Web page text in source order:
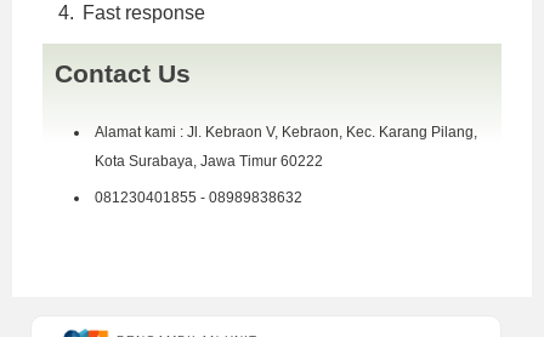
Fast response
Contact Us
Alamat kami : Jl. Kebraon V, Kebraon, Kec. Karang Pilang,
Kota Surabaya, Jawa Timur 60222
081230401855 - 08989838632